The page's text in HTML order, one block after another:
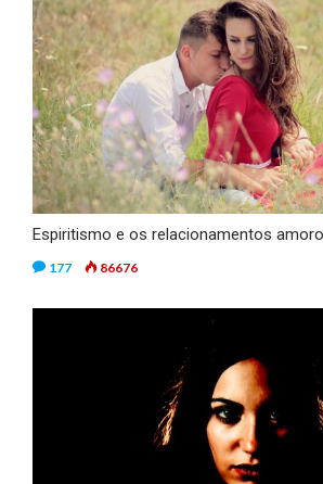
Espiritismo e os relacionamentos
177 86676